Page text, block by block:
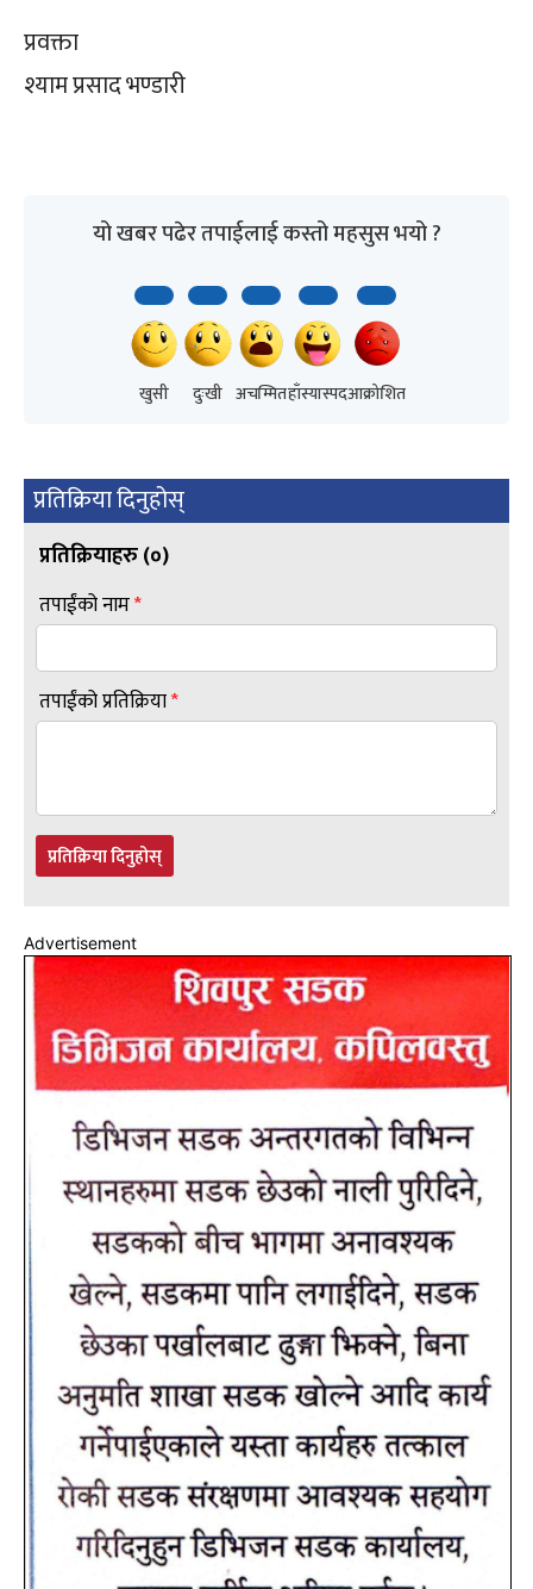
प्रवक्ता
श्याम प्रसाद भण्डारी
यो खबर पढेर तपाईलाई कस्तो महसुस भयो ?
खुसी दुःखी अचम्मितहाँस्यास्पदआक्रोशित
प्रतिक्रिया दिनुहोस्
प्रतिक्रियाहरु (०)
तपाईंको नाम*
तपाईंको प्रतिक्रिया*
प्रतिक्रिया दिनुहोस्
Advertisement